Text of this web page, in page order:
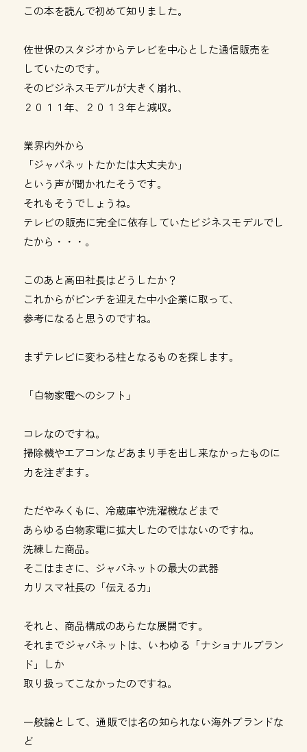
この本を読んで初めて知りました。
佐世保のスタジオからテレビを中心とした通信販売を
していたのです。
そのビジネスモデルが大きく崩れ、
２０１１年、２０１３年と減収。
業界内外から
「ジャパネットたかたは大丈夫か」
という声が聞かれたそうです。
それもそうでしょうね。
テレビの販売に完全に依存していたビジネスモデルでし
たから・・・。
このあと高田社長はどうしたか？
これからがピンチを迎えた中小企業に取って、
参考になると思うのですね。
まずテレビに変わる柱となるものを探します。
「白物家電へのシフト」
コレなのですね。
掃除機やエアコンなどあまり手を出し来なかったものに
力を注ぎます。
ただやみくもに、冷蔵庫や洗濯機などまで
あらゆる白物家電に拡大したのではないのですね。
洗練した商品。
そこはまさに、ジャパネットの最大の武器
カリスマ社長の「伝える力」
それと、商品構成のあらたな展開です。
それまでジャパネットは、いわゆる「ナショナルブラン
ド」しか
取り扱ってこなかったのですね。
一般論として、通販では名の知られない海外ブランドな
ど